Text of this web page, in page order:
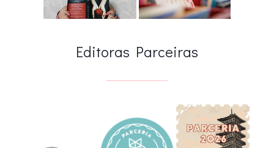
Editoras Parceiras